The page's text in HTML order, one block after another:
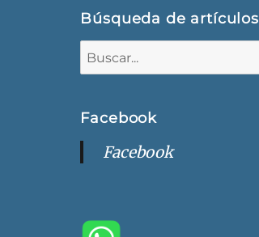
Búsqueda de artículos
Facebook
Facebook